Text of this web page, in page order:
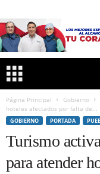
Página Principal Gobierno
hoteles afectados por falta de...
GOBIERNO PORTADA
Turismo
para atender